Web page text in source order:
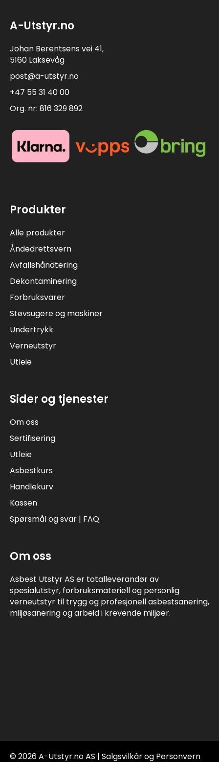
A-Utstyr.no
Johan Berentsens vei 41,
5160 Laksevåg
post@a-utstyr.no
+47 55 31 40 00
Org. nr: 816 329 892
Produkter
Alle produkter
Åndedrettsvern
Avfallshåndtering
Dekontaminering
Forbruksvarer
Støvsugere og maskiner
Undertrykk
Verneutstyr
Utleie
Sider og tjenester
Om oss
Sertifisering
Utleie
Asbestkurs
Handlekurv
Kassen
Spørsmål og svar | FAQ
Om oss
Asbest Utstyr AS er totalleverandør av
spesialutstyr, forbruksmateriell og personlig
verneutstyr til trygg og profesjonell asbestsanering,
miljøsanering og arbeid i krevende miljøer.
© 2026 A-Utstyr.no AS | Salgsvilkår og Personvern